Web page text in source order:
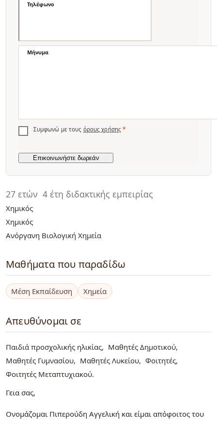
27 ετών 4 έτη διδακτικής εμπειρίας
Χημικός
Χημικός
Ανόργανη Βιολογική Χημεία
Μαθήματα που παραδίδω
Μέση Εκπαίδευση Χημεία
Απευθύνομαι σε
Παιδιά προσχολικής ηλικίας
Μαθητές Δημοτικού
Μαθητές Γυμνασίου
Μαθητές Λυκείου
Φοιτητές
Φοιτητές Μεταπτυχιακού
Γεια σας,
Ονομάζομαι Πιπερούδη Αγγελική και είμαι απόφοιτος του
Τηλέφωνο
Μήνυμα
Συμφωνώ με τους όρους χρήσης *